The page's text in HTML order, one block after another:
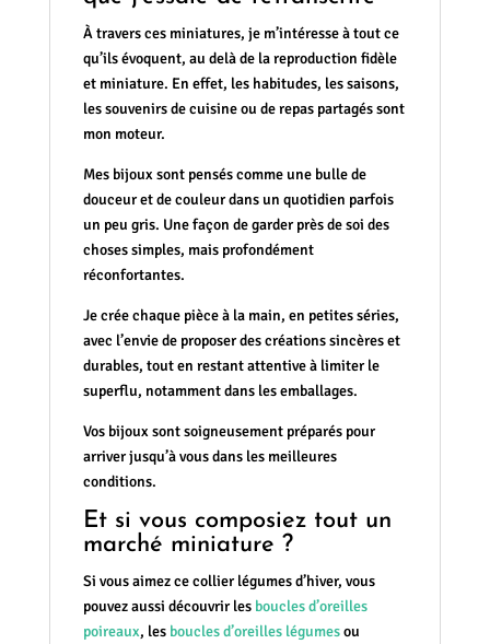
À travers ces miniatures, je m’intéresse à tout ce
qu’ils évoquent, au delà de la reproduction fidèle
et miniature. En effet, les habitudes, les saisons,
les souvenirs de cuisine ou de repas partagés sont
mon moteur.
Mes bijoux sont pensés comme une bulle de
douceur et de couleur dans un quotidien parfois
un peu gris. Une façon de garder près de soi des
choses simples, mais profondément
réconfortantes.
Je crée chaque pièce à la main, en petites séries,
avec l’envie de proposer des créations sincères et
durables, tout en restant attentive à limiter le
superflu, notamment dans les emballages.
Vos bijoux sont soigneusement préparés pour
arriver jusqu’à vous dans les meilleures
conditions.
Et si vous composiez tout un
marché miniature ?
Si vous aimez ce collier légumes d’hiver, vous
pouvez aussi découvrir les boucles d’oreilles
poireaux, les boucles d’oreilles légumesou